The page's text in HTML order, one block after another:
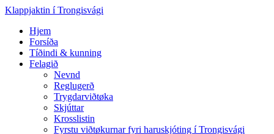
Klappjaktin í Trongisvági
Hjem
Forsíða
Tíðindi & kunning
Felagið
Nevnd
Reglugerð
Trygdarviðtøka
Skjúttar
Krosslistin
Fyrstu viðtøkurnar fyri haruskjóting í Trongisvági